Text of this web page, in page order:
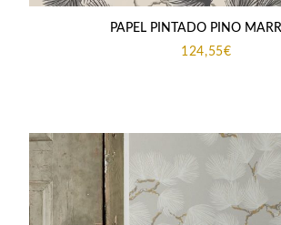
PAPEL PINTADO PINO
124,55€